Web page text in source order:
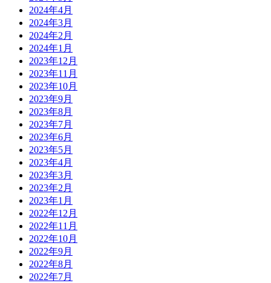
2024年4月
2024年3月
2024年2月
2024年1月
2023年12月
2023年11月
2023年10月
2023年9月
2023年8月
2023年7月
2023年6月
2023年5月
2023年4月
2023年3月
2023年2月
2023年1月
2022年12月
2022年11月
2022年10月
2022年9月
2022年8月
2022年7月